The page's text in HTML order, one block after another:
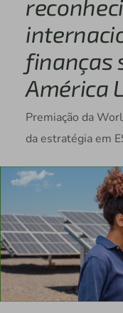
finanças
América
Premiação da
da estratégia em